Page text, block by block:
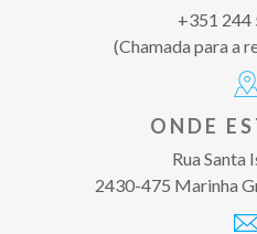
+351 244
(Chamada para a
ONDE
Rua Santa
2430-475 Marinha